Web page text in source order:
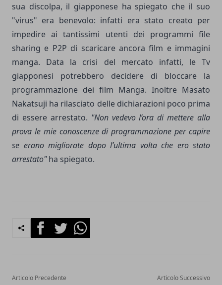
sua discolpa, il giapponese ha spiegato che il suo
"virus" era benevolo: infatti era stato creato per
impedire ai tantissimi utenti dei programmi file
sharing e P2P di scaricare ancora film e immagini
manga. Data la crisi del mercato infatti, le Tv
giapponesi potrebbero decidere di bloccare la
programmazione dei film Manga. Inoltre Masato
Nakatsuji ha rilasciato delle dichiarazioni poco prima
di essere arrestato. "Non vedevo l’ora di mettere alla
prova le mie conoscenze di programmazione per capire
se erano migliorate dopo l’ultima volta che ero stato
arrestato"ha spiegato.
FacebookTwitterWhatsapp
Articolo Precedente Articolo Successivo